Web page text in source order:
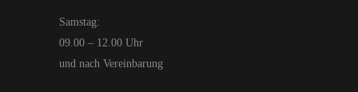
Samstag:
09.00 – 12.00 Uhr
und nach Vereinbarung